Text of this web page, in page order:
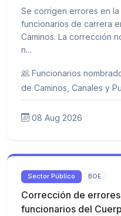
Se corrigen errores en
funcionarios de carrera
Caminos. La corrección
n...
Funcionarios
de Caminos, Canales y
08 Aug 2026
Sector Público BOE
Corrección de
funcionarios del